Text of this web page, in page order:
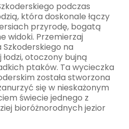
podczas
która doskonale łączy
przyrodę, bogatą
widoki. Przemierzaj
na
otoczony bujną
ptaków. Ta wycieczka
została stworzona
się w nieskażonym
świecie jednego z
bioróżnorodnych jezior